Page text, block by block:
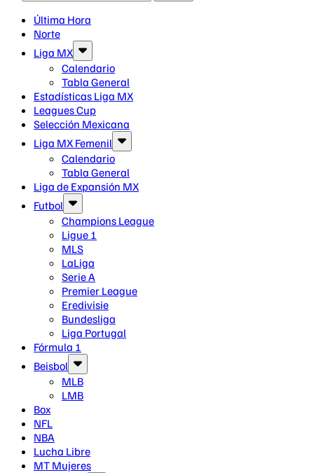
Última Hora
Norte
Liga MX
Calendario
Tabla General
Estadísticas Liga MX
Leagues Cup
Selección Mexicana
Liga MX Femenil
Calendario
Tabla General
Liga de Expansión MX
Futbol
Champions League
Ligue 1
MLS
LaLiga
Serie A
Premier League
Eredivisie
Bundesliga
Liga Portugal
Fórmula 1
Beisbol
MLB
LMB
Box
NFL
NBA
Lucha Libre
MT Mujeres